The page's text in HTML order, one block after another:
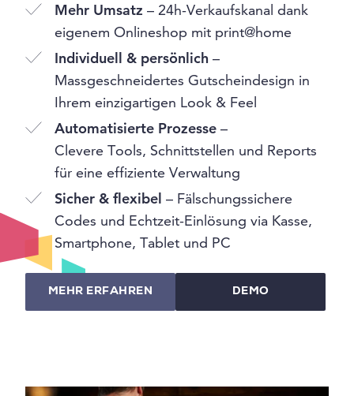
Mehr Umsatz – 24h-Verkaufskanal dank
eigenem Onlineshop mit print@home
Individuell & persönlich –
Massgeschneidertes Gutscheindesign in
Ihrem einzigartigen Look & Feel
Automatisierte Prozesse –
Clevere Tools, Schnittstellen und Reports
für eine effiziente Verwaltung
Sicher & flexibel – Fälschungssichere
Codes und Echtzeit-Einlösung via Kasse,
Smartphone, Tablet und PC
MEHR ERFAHREN DEMO